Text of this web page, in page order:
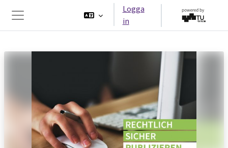
Sidopanel
Logga
in